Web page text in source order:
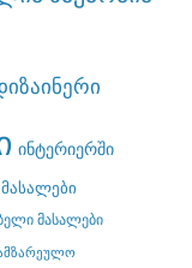
ინტერიერში
მასალები
მასალები